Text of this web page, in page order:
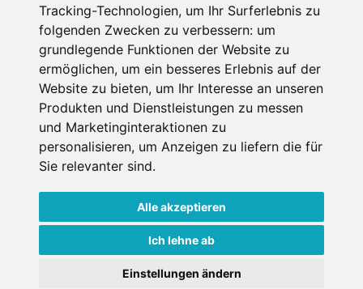
Tracking-Technologien, um Ihr Surferlebnis zu
folgenden Zwecken zu verbessern: um
grundlegende Funktionen der Website zu
ermöglichen, um ein besseres Erlebnis auf der
Website zu bieten, um Ihr Interesse an unseren
Produkten und Dienstleistungen zu messen
und Marketinginteraktionen zu
personalisieren, um Anzeigen zu liefern die für
Sie relevanter sind.
Alle akzeptieren
Ich lehne ab
Einstellungen ändern
Impressum
Datenschutz
Nutzungsbedingungen
Portale
FAQ Newsletter Mediadaten
Copyright ©2026 Schneemenschen GmbH